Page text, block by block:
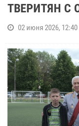
ТВЕРИТЯН С
02 июня 2026, 12:40